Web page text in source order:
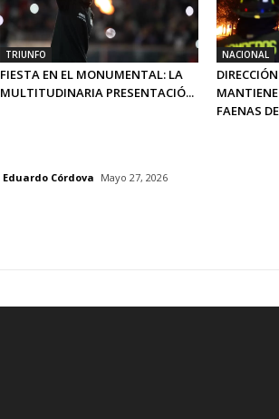
TRIUNFO
FIESTA EN EL MONUMENTAL: LA
MULTITUDINARIA PRESENTACIÓ...
NACIONAL
FAENAS
Eduardo Córdova Mayo 27, 2026